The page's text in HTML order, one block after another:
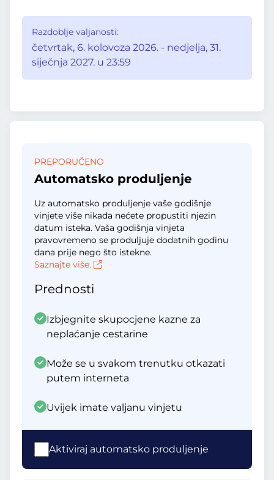
Razdoblje valjanosti:
četvrtak, 6. kolovoza 2026. - nedjelja, 31.
siječnja 2027. u 23:59
PREPORUČENO
Automatsko produljenje
Uz automatsko produljenje vaše godišnje
vinjete više nikada nećete propustiti njezin
datum isteka. Vaša godišnja vinjeta
pravovremeno se produljuje dodatnih godinu
dana prije nego što istekne.
Saznajte više.
Prednosti
Izbjegnite skupocjene kazne za
neplaćanje cestarine
Može se u svakom trenutku otkazati
putem interneta
Uvijek imate valjanu vinjetu
Aktiviraj automatsko produljenje